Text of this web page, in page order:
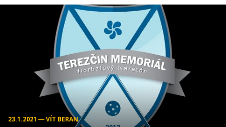
23.1.2021 ― VÍT BERAN